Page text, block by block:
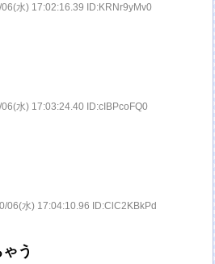
水) 17:02:16.39 ID:KRNr9yMv0
水) 17:03:24.40 ID:cIBPcoFQ0
06(水) 17:04:10.96 ID:ClC2KBkPd
う